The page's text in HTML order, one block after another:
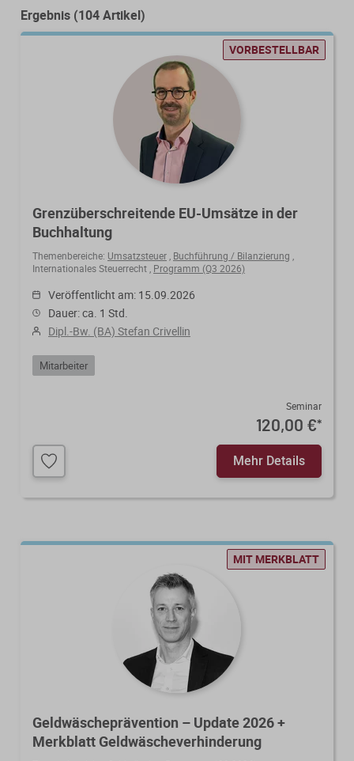
Der DWS StBVV-Rechner
unterstützt Sie bei der schnellen
Gebührenberechnung.
Alle Fachmedien
Erscheint in Kürze
Neuheiten
Von der Ausbildung bis zur
erfolgreichen Prüfung – entdecken
Sie unsere Ausbildungsbegleitung
für Steuerfachangestellte.
Alle Weiterbildungen
Erscheint in Kürze
Neuheiten
Sanierungsberatung
Wirtschaftsberatung
Existenzgründung
Alle Produkte
Themenpakete
Aktuelles Programm
Ergebnis (104 Artikel)
VORBESTELLBAR
Grenzüberschreitende EU-Umsätze in der
Buchhaltung
Themenbereiche: Umsatzsteuer Buchführung / Bilanzierung
Internationales Steuerrecht Programm (Q3 2026)
Veröffentlicht am: 15.09.2026
Dauer: ca. 1 Std.
Dipl.-Bw. (BA) Stefan Crivellin
Mitarbeiter
Seminar
120,00 €*
Mehr Details
MIT MERKBLATT
Geldwäscheprävention – Update 2026 +
Merkblatt Geldwäscheverhinderung